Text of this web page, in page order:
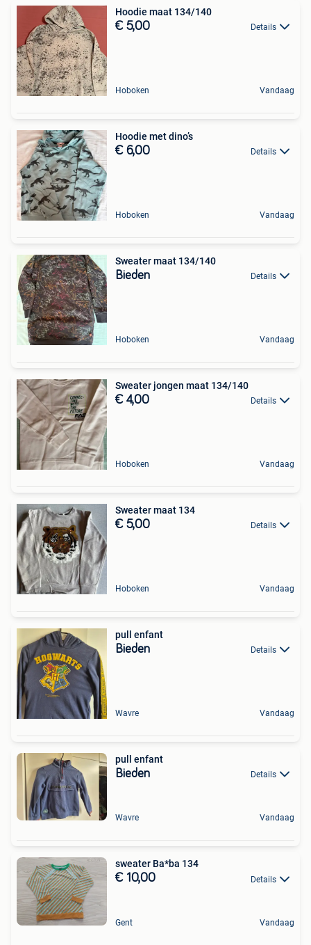
Hoodie maat 134/140
€ 5,00 Details
Hoboken Vandaag
Hoodie met dino’s
€ 6,00 Details
Hoboken Vandaag
Sweater maat 134/140
Bieden Details
Hoboken Vandaag
Sweater jongen maat 134/140
€ 4,00 Details
Hoboken Vandaag
Sweater maat 134
€ 5,00 Details
Hoboken Vandaag
pull enfant
Bieden Details
Wavre Vandaag
pull enfant
Bieden Details
Wavre Vandaag
sweater Ba*ba 134
€ 10,00 Details
Gent Vandaag